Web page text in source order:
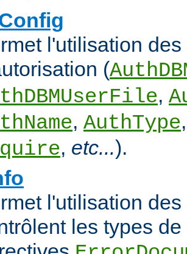
l'utilisation
(
,
, AuthType
, etc...).
l'utilisation
les types